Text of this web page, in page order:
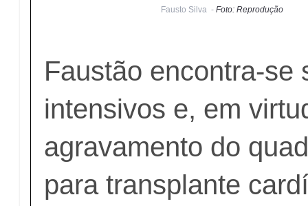
Fausto Silva -Foto: Reprodução
Faustão encontra-se
intensivos e, em
agravamento do
para transplante